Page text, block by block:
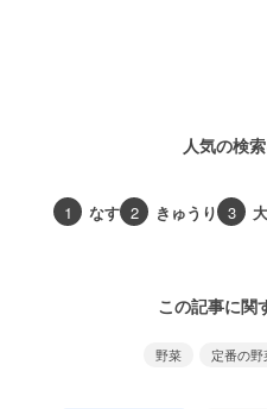
人気の検
1 なす 2 きゅうり 3
この記事に関
野菜 定番の野